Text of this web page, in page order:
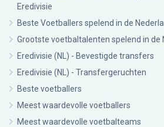
Eredivisie
Beste Voetballers spelend in de
Grootste voetbaltalenten spelend in de
Eredivisie (NL) - Bevestigde transfers
Eredivisie (NL) - Transfergeruchten
Beste voetballers
Meest waardevolle voetballers
Meest waardevolle voetbalteams